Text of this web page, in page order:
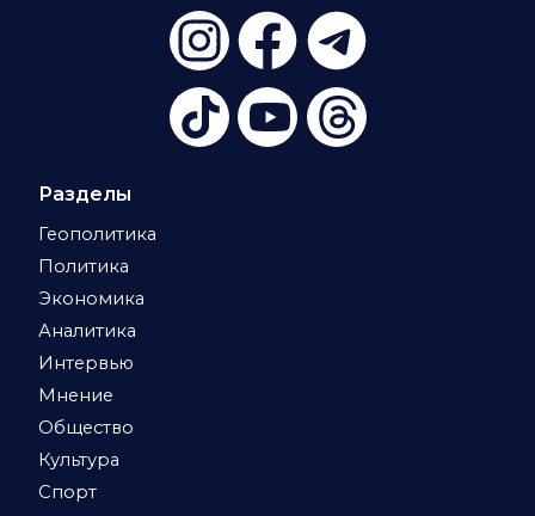
Разделы
Геополитика
Политика
Экономика
Аналитика
Интервью
Мнение
Общество
Культура
Спорт